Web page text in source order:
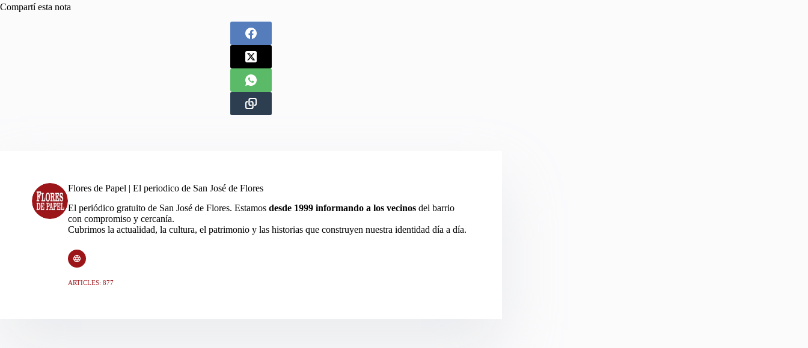
Compartí esta nota
Flores de Papel | El periodico de San José de Flores
El periódico gratuito de San José de Flores. Estamos desde 1999 informando a los vecinos del barrio
con compromiso y cercanía.
Cubrimos la actualidad, la cultura, el patrimonio y las historias que construyen nuestra identidad día a día.
ARTICLES: 877